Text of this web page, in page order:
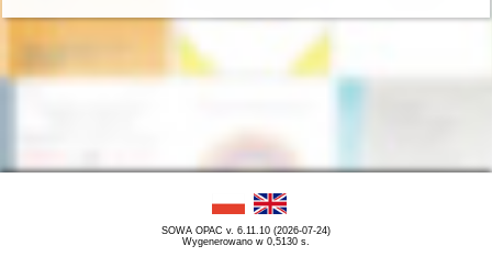
SOWA OPAC v. 6.11.10 (2026-07-24)
Wygenerowano w 0,5130 s.